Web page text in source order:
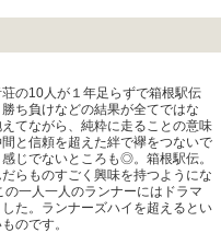
の10人が１年足らずで箱根駅伝
ち負けなどの結果が全てではな
てながら、純粋に走ることの意味
と信頼を超えた絆で襷をつないで
じでないところも◎。箱根駅伝。
らものすごく興味を持つようにな
一人一人のランナーにはドラマ
た。ランナーズハイを超えるとい
のです。